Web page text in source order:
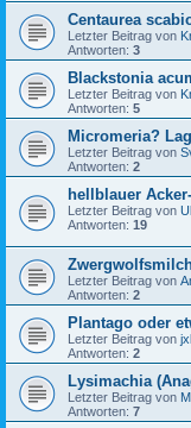
Centaurea
Letzter Beitrag von
Antworten: 3
Blackstonia
Letzter Beitrag von
Antworten: 5
Micromeria?
Letzter Beitrag von
Antworten: 2
hellblauer
Letzter Beitrag von
Antworten: 19
Letzter Beitrag von
Antworten: 2
Plantago oder
Letzter Beitrag von
Antworten: 2
Lysimachia
Letzter Beitrag von
Antworten: 7